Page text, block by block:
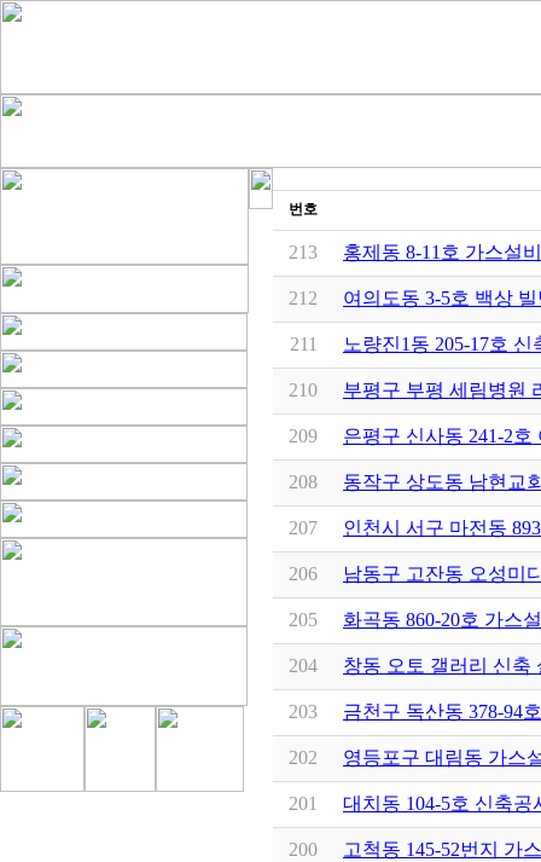
번호
213 홍제동 8-11호 가스설
212 여의도동 3-5호 백상
211 노량진1동 205-17호
210 부평구 부평 세림병원
209 은평구 신사동 241-2
208 동작구 상도동 남현교
207 인천시 서구 마전동
206 남동구 고잔동 오성미
205 화곡동 860-20호 가스
204 창동 오토 갤러리 신축
203 금천구 독산동 378-94
202 영등포구 대림동 가스
201 대치동 104-5호 신축
200 고척동 145-52번지 가